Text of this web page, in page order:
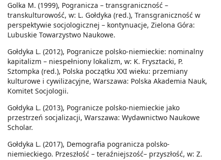
Golka M. (1999), Pogranicza – transgraniczność –
transkulturowość, w: L. Gołdyka (red.), Transgraniczność w
perspektywie socjologicznej – kontynuacje, Zielona Góra:
Lubuskie Towarzystwo Naukowe.
Gołdyka L. (2012), Pogranicze polsko-niemieckie: nominalny
kapitalizm – niespełniony lokalizm, w: K. Frysztacki, P.
Sztompka (red.), Polska początku XXI wieku: przemiany
kulturowe i cywilizacyjne, Warszawa: Polska Akademia Nauk,
Komitet Socjologii.
Gołdyka L. (2013), Pogranicze polsko-niemieckie jako
przestrzeń socjalizacji, Warszawa: Wydawnictwo Naukowe
Scholar.
Gołdyka L. (2017), Demografia pogranicza polsko-
niemieckiego. Przeszłość – teraźniejszość– przyszłość, w: Z.